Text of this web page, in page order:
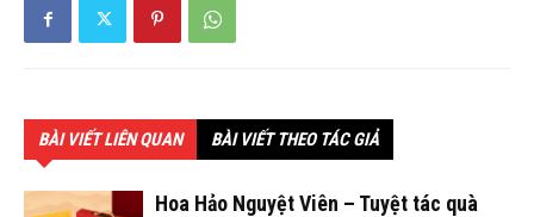
BÀI VIẾT LIÊN QUAN BÀI VIẾT THEO TÁC GIẢ
Hoa Hảo Nguyệt Viên – Tuyệt tác quà